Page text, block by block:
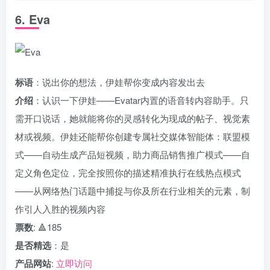
6. Eva
标语 ：说出你的想法，伊娃帮你变成内容发出去
介绍 ：认识一下伊娃——Evatar内置的语音转内容助手。只
需开口说话，她就能将你的灵感转化为现成的帖子、视觉素
材或视频。伊娃还能帮你创建专属社交媒体智能体：联盟模
式——自动生成产品短视频，助力商品销售推广模式——自
定义角色定位，完全按照你的描述精准执行在线热点模式
——从网络热门话题中捕捉与你及所在行业相关的元素，制
作引人入胜的视频内容
票数: 🔺185
是否精选 ：是
产品网站: 立即访问